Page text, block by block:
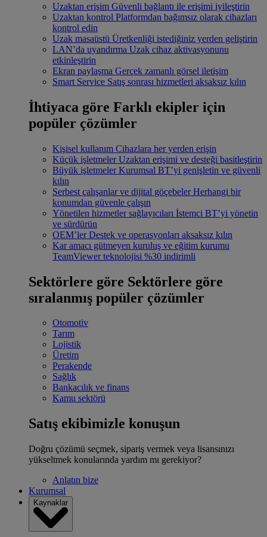
Uzaktan erişim Güvenli bağlantı ile erişimi iyileştirin
Uzaktan kontrol Platformdan bağımsız olarak cihazları
kontrol edin
Uzak masaüstü Üretkenliği istediğiniz yerden geliştirin
LAN’da uyandırma Uzak cihaz aktivasyonunu
etkinleştirin
Ekran paylaşma Gerçek zamanlı görsel iletişim
Smart Service Satış sonrası hizmetleri aksaksız kılın
İhtiyaca göre Farklı ekipler için
popüler çözümler
Kişisel kullanım Cihazlara her yerden erişin
Küçük işletmeler Uzaktan erişimi ve desteği basitleştirin
Büyük işletmeler Kurumsal BT’yi genişletin ve güvenli
kılın
Serbest çalışanlar ve dijital göçebeler Herhangi bir
konumdan güvenle çalışın
Yönetilen hizmetler sağlayıcıları İstemci BT’yi yönetin
ve sürdürün
OEM’ler Destek ve operasyonları aksaksız kılın
Kar amacı gütmeyen kuruluş ve eğitim kurumu
TeamViewer teknolojisi %30 indirimli
Sektörlere göre Sektörlere göre
sıralanmış popüler çözümler
Otomotiv
Tarım
Lojistik
Üretim
Perakende
Sağlık
Bankacılık ve finans
Kamu sektörü
Satış ekibimizle konuşun
Doğru çözümü seçmek, sipariş vermek veya lisansınızı
yükseltmek konularında yardım mı gerekiyor?
Anlatın bize
Kurumsal
Kaynaklar